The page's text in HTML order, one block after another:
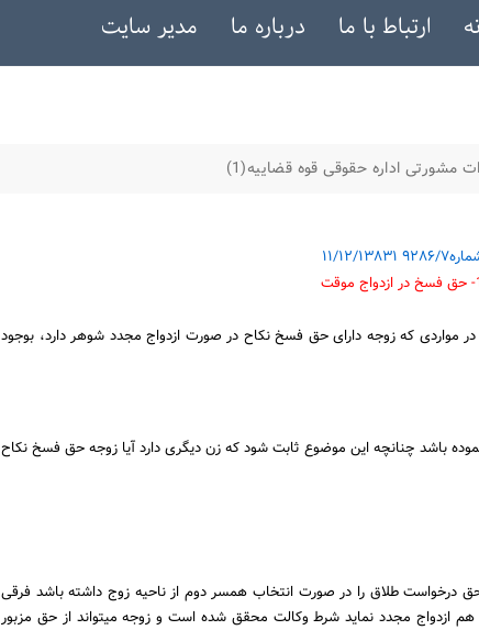
ارتباط با ما درباره ما مدیر سایت
مشورتی اداره حقوقی قوه قضاییه(1)
۷ ۱۱/۱۲/۱۳۸۳۱
موقت
مواردی که زوجه دارای حق فسخ نکاح در صورت ازدواج مجدد شوهر دارد، بوجود
باشد چنانچه این موضوع ثابت شود که زن دیگری دارد آیا زوجه حق فسخ نکاح
درخواست طلاق را در صورت انتخاب همسر دوم از ناحیه زوج داشته باشد فرقی
بین عقد منقطع و دائم نیست شوهر اگر با عقد منقطع هم ازدواج مجدد نماید شرط وکالت محقق شده است و زوجه می‎تواند از حق مزبور